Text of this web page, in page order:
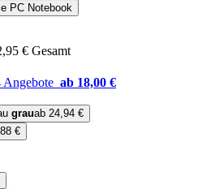
PC Notebook
€ Gesamt
Angebote ab 18,00 €
grauab 24,94 €
€